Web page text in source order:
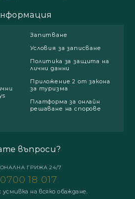
Запитване
Условия за записване
Политика за защита на
лични данни
Приложение 2 от закона
за туризма
Платформа за онлайн
решаване на спорове
въпроси?
ГРИЖА 24/7
0700 18 017
на всяко обаждане.